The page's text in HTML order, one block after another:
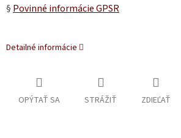
§ Povinné informácie GPSR
Detailné informácie
OPÝTAŤ SA STRÁŽIŤ ZDIEĽAŤ